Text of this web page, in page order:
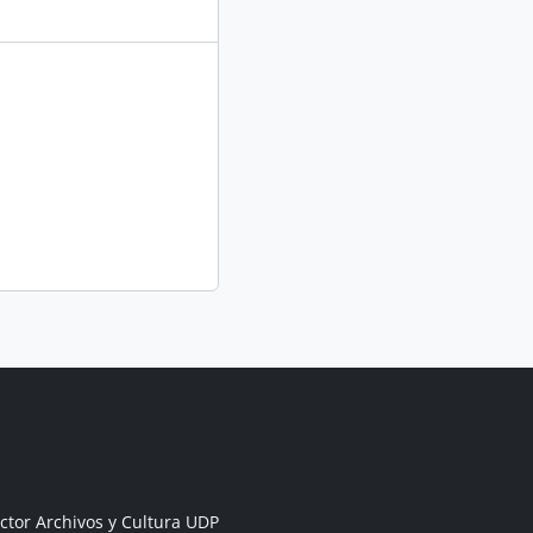
Archivos y Cultura UDP